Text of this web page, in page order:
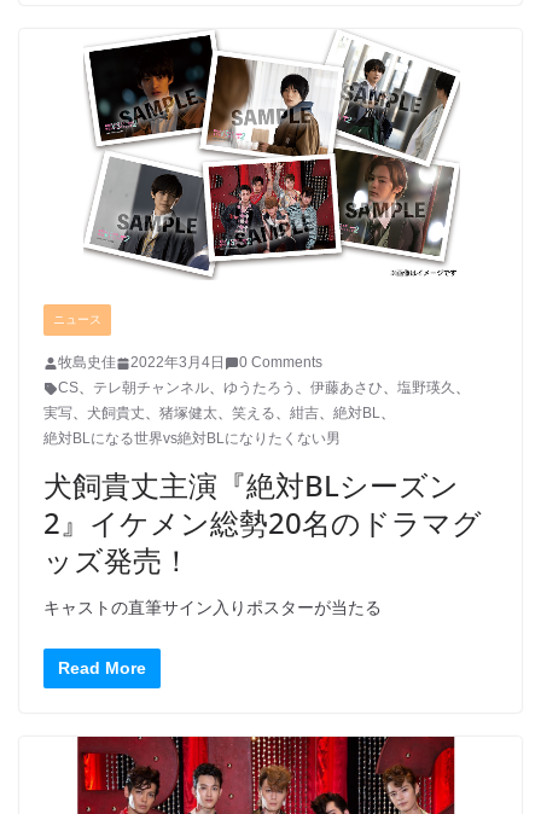
ニュース
牧島史佳 2022年3月4日
0 Comments
CS、 テレ朝チャンネル、 ゆうたろう 、 伊藤あさひ、 塩野瑛久 、
実写、 犬飼貴丈、 猪塚健太、 笑える、 紺吉、 絶対BL、
絶対BLになる世界vs絶対BLになりたくない男
犬飼貴丈主演『絶対BLシーズン
2』イケメン総勢20名のドラマグ
ッズ発売！
キャストの直筆サイン入りポスターが当たる
Read More